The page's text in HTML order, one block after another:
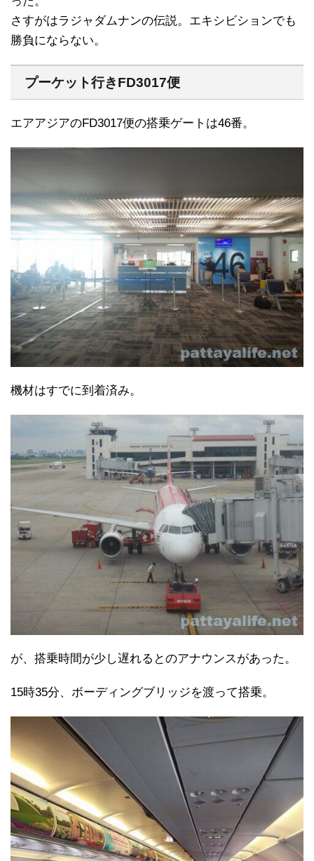
さすがはラジャダムナンの伝説。エキシビションでも
勝負にならない。
プーケット行きFD3017便
エアアジアのFD3017便の搭乗ゲートは46番。
機材はすでに到着済み。
が、搭乗時間が少し遅れるとのアナウンスがあった。
15時35分、ボーディングブリッジを渡って搭乗。